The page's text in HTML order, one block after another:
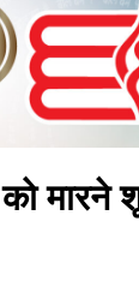
मारने